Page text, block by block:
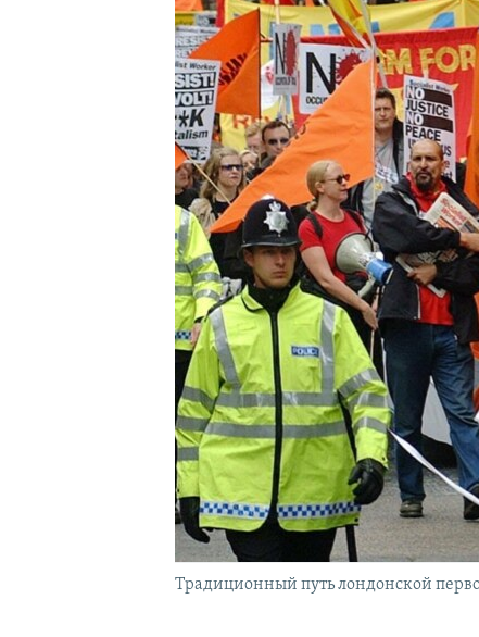
ПОДПИШИТЕСЬ НА РАССЫЛКУ
Традиционный путь лондонской